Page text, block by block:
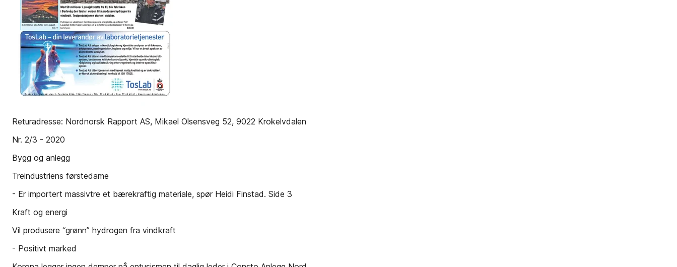
Returadresse: Nordnorsk Rapport AS, Mikael Olsensveg 52, 9022 Krokelvdalen
Nr. 2/3 - 2020
Bygg og anlegg
Treindustriens førstedame
- Er importert massivtre et bærekraftig materiale, spør Heidi Finstad. Side 3
Kraft og energi
Vil produsere “grønn” hydrogen fra vindkraft
- Positivt marked